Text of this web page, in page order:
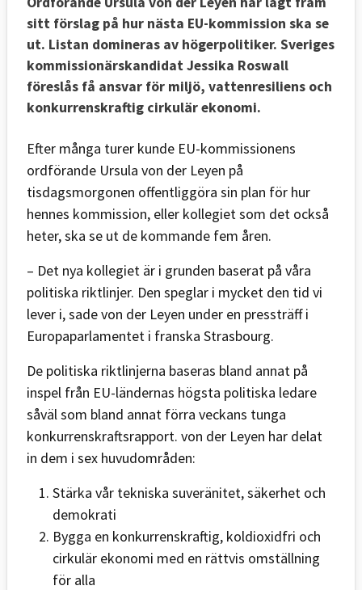
sitt förslag på hur nästa EU-kommission ska se
ut. Listan domineras av högerpolitiker. Sveriges
kommissionärskandidat Jessika Roswall
föreslås få ansvar för miljö, vattenresiliens och
konkurrenskraftig cirkulär ekonomi.
Efter många turer kunde EU-kommissionens
ordförande Ursula von der Leyen på
tisdagsmorgonen offentliggöra sin plan för hur
hennes kommission, eller kollegiet som det också
heter, ska se ut de kommande fem åren.
– Det nya kollegiet är i grunden baserat på våra
politiska riktlinjer. Den speglar i mycket den tid vi
lever i, sade von der Leyen under en pressträff i
Europaparlamentet i franska Strasbourg.
De politiska riktlinjerna baseras bland annat på
inspel från EU-ländernas högsta politiska ledare
såväl som bland annat förra veckans tunga
konkurrenskraftsrapport. von der Leyen har delat
in dem i sex huvudområden:
Stärka vår tekniska suveränitet, säkerhet och
demokrati
Bygga en konkurrenskraftig, koldioxidfri och
cirkulär ekonomi med en rättvis omställning
för alla